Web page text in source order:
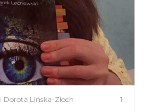
Lińska-Złoch 1